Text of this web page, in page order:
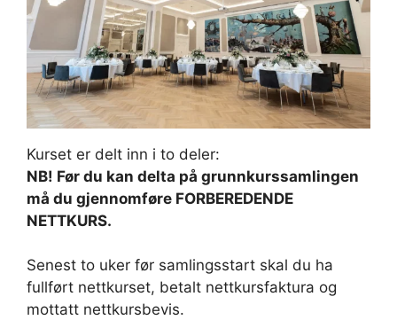
Kurset er delt inn i to deler:
NB! Før du kan delta på grunnkurssamlingen
må du gjennomføre FORBEREDENDE
NETTKURS.
Senest to uker før samlingsstart skal du ha
fullført nettkurset, betalt nettkursfaktura og
mottatt nettkursbevis.